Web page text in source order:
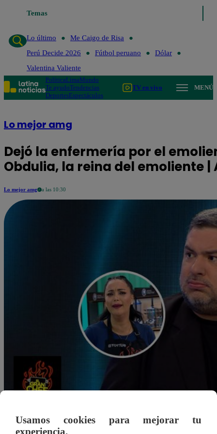
Temas
de Risa Perú Decide 2026
Lo último
Me Caigo de Risa
Perú Decide 2026
Fútbol peruano
Dólar
Valentina Valiente
PolíticaLimaMundo
Te ayudoTendencias
DeportesEspectáculos
TV en vivo MENÚ
Lo mejor amg
Dejó la enfermería por el
Obdulia, la reina del emoliente |
Lo mejor amg a las 10:30
Alejandra Sanchez A.
Usamos cookies para mejorar tu
experiencia.